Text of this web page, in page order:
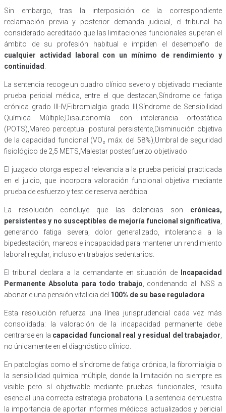
Sin embargo, tras la interposición de la correspondiente
reclamación previa y posterior demanda judicial, el tribunal ha
considerado acreditado que las limitaciones funcionales superan el
ámbito de su profesión habitual e impiden el desempeño de
cualquier actividad laboral con un mínimo de rendimiento y
continuidad
La sentencia recoge un cuadro clínico severo y objetivado mediante
prueba pericial médica, entre el que destacan,Síndrome de fatiga
crónica grado III-IV,Fibromialgia grado III,Síndrome de Sensibilidad
Química Múltiple,Disautonomía con intolerancia ortostática
(POTS),Mareo perceptual postural persistente,Disminución objetiva
de la capacidad funcional (VO₂ máx. del 58%),Umbral de seguridad
fisiológico de 2,5 METS,Malestar postesfuerzo objetivado
El juzgado otorga especial relevancia a la prueba pericial practicada
en el juicio, que incorpora valoración funcional objetiva mediante
prueba de esfuerzo y test de reserva aeróbica.
La resolución concluye que las dolencias son crónicas,
persistentes y no susceptibles de mejoría funcional significativa
generando fatiga severa, dolor generalizado, intolerancia a la
bipedestación, mareos e incapacidad para mantener un rendimiento
laboral regular, incluso en trabajos sedentarios.
El tribunal declara a la demandante en situación de
Incapacidad
Permanente Absoluta para todo trabajo , condenando al INSS a
abonarle una pensión vitalicia del 100% de su base reguladora
Esta resolución refuerza una línea jurisprudencial cada vez más
consolidada: la valoración de la incapacidad permanente debe
centrarse en la capacidad funcional real y residual del trabajador
no únicamente en el diagnóstico clínico.
En patologías como el síndrome de fatiga crónica, la fibromialgia o
la sensibilidad química múltiple, donde la limitación no siempre es
visible pero sí objetivable mediante pruebas funcionales, resulta
esencial una correcta estrategia probatoria. La sentencia demuestra
la importancia de aportar informes médicos actualizados y pericial